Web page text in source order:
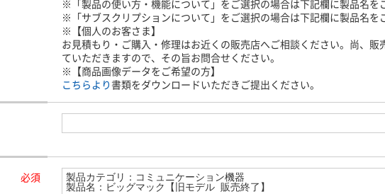
※「製品の使い方・機能について」をご選択の場合は下記欄に製品名を
※「サブスクリプションについて」をご選択の場合は下記欄に製品名を
※【個人のお客さま】
お見積もり・ご購入・修理はお近くの販売店へご相談ください。尚、販
ていただきますので、その旨お問合せください。
※【商品画像データをご希望の方】
こちらより 書類をダウンロードいただきご提出ください。
必須